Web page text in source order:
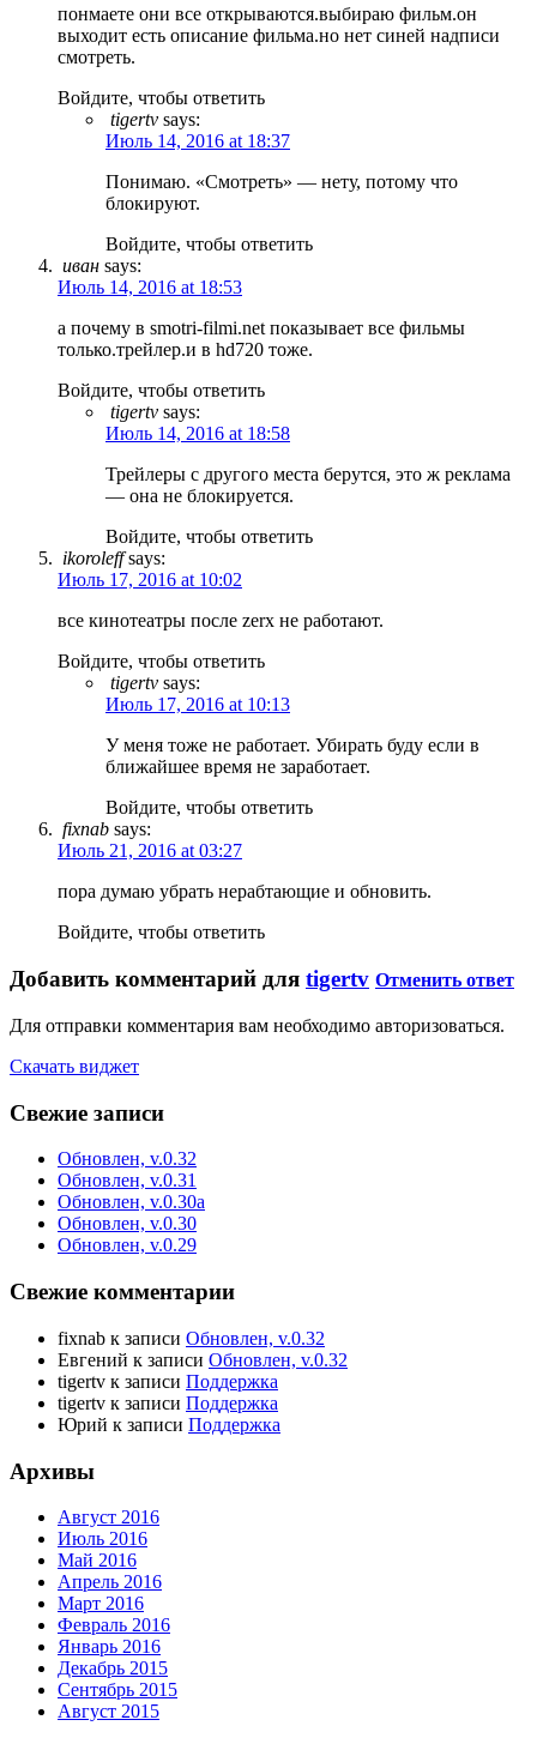
понмаете они все открываются.выбираю фильм.он
выходит есть описание фильма.но нет синей надписи
смотреть.
Войдите, чтобы ответить
tigertv says:
Июль 14, 2016 at 18:37
Понимаю. «Смотреть» — нету, потому что
блокируют.
Войдите, чтобы ответить
иван says:
Июль 14, 2016 at 18:53
а почему в smotri-filmi.net показывает все фильмы
только.трейлер.и в hd720 тоже.
Войдите, чтобы ответить
tigertv says:
Июль 14, 2016 at 18:58
Трейлеры с другого места берутся, это ж реклама
— она не блокируется.
Войдите, чтобы ответить
ikoroleff says:
Июль 17, 2016 at 10:02
все кинотеатры после zerx не работают.
Войдите, чтобы ответить
tigertv says:
Июль 17, 2016 at 10:13
У меня тоже не работает. Убирать буду если в
ближайшее время не заработает.
Войдите, чтобы ответить
fixnab says:
Июль 21, 2016 at 03:27
пора думаю убрать нерабтающие и обновить.
Войдите, чтобы ответить
Добавить комментарий для tigertv Отменить ответ
Для отправки комментария вам необходимо авторизоваться.
Скачать виджет
Свежие записи
Обновлен, v.0.32
Обновлен, v.0.31
Обновлен, v.0.30a
Обновлен, v.0.30
Обновлен, v.0.29
Свежие комментарии
fixnab к записи Обновлен, v.0.32
Евгений к записи Обновлен, v.0.32
tigertv к записи Поддержка
tigertv к записи Поддержка
Юрий к записи Поддержка
Архивы
Август 2016
Июль 2016
Май 2016
Апрель 2016
Март 2016
Февраль 2016
Январь 2016
Декабрь 2015
Сентябрь 2015
Август 2015